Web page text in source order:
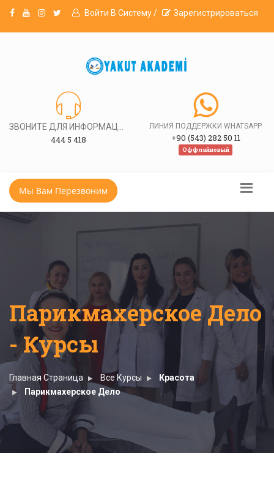
Войти В Систему / Зарегистрироваться
444 5 418
ЛИНИЯ ПОДДЕРЖКИ WHATSAPP
+90 (543) 282 50 11
Оффлайновый
Мы Вам Перезвоним
Парикмахерское Дело
- Курсы
Главная Страница Все Курсы
Красота
Парикмахерское Дело